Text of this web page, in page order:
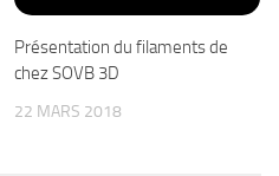
Présentation du filaments de
chez SOVB 3D
22 MARS 2018